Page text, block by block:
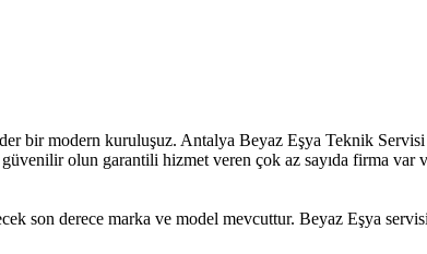
modern kuruluşuz. Antalya Beyaz Eşya Teknik Servisi
olun garantili hizmet veren çok az sayıda firma var
son derece marka ve model mevcuttur. Beyaz Eşya